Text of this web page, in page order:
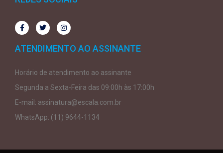
ATENDIMENTO AO ASSINANTE
Horário de atendimento ao assinante
Segunda a Sexta-Feira das 09:00h às 17:00h
E-mail: assinatura@escala.com.br
WhatsApp: (11) 9644-1134